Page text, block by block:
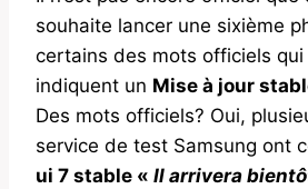
souhaite lancer une sixième
certains des mots officiels
indiquent un Mise à jour
Des mots officiels? Oui,
service de test Samsung ont
ui 7 stable « Il arrivera